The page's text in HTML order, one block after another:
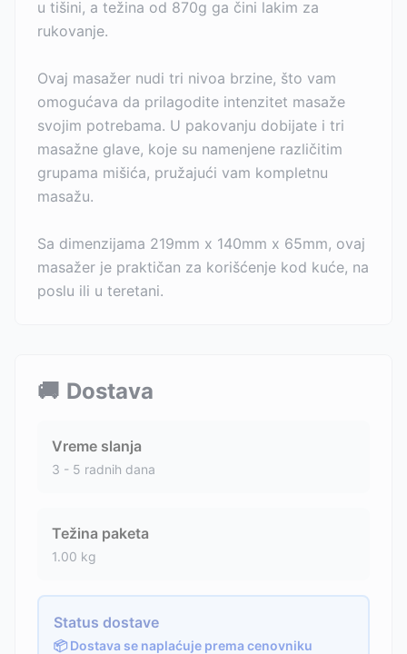
u tišini, a težina od 870g ga čini lakim za
rukovanje.
Ovaj masažer nudi tri nivoa brzine, što vam
omogućava da prilagodite intenzitet masaže
svojim potrebama. U pakovanju dobijate i tri
masažne glave, koje su namenjene različitim
grupama mišića, pružajući vam kompletnu
masažu.
Sa dimenzijama 219mm x 140mm x 65mm, ovaj
masažer je praktičan za korišćenje kod kuće, na
poslu ili u teretani.
🚚 Dostava
Vreme slanja
3 - 5 radnih dana
Težina paketa
1.00 kg
Status dostave
📦 Dostava se naplaćuje prema cenovniku